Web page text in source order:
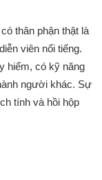
thân phận thật là
viên nổi tiếng.
hiểm, có kỹ năng
người khác. Sự
tính và hồi hộp